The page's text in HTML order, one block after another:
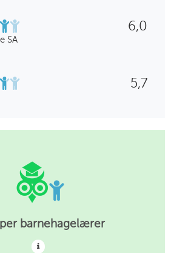
6,0
SA
5,7
per barnehagelærer